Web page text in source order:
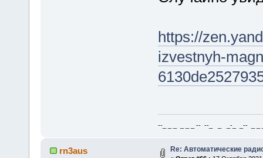
https://
izvestnyh-
--_ _ _ _ _ _ -- --_ _ _-_ _-- _ _
rn3aus Re: Автоматические